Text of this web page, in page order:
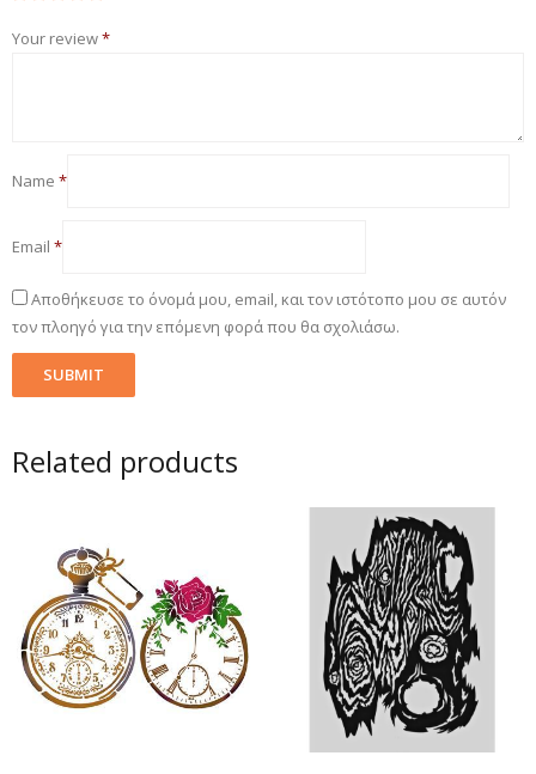
Your review*
Name *
Email *
Αποθήκευσε το όνομά μου, email, και τον ιστότοπο μου σε αυτόν
τον πλοηγό για την επόμενη φορά που θα σχολιάσω.
Related products